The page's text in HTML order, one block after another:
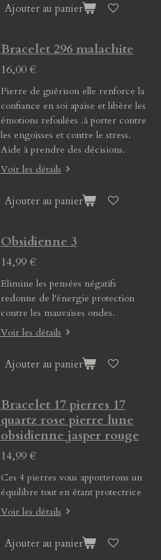
Ajouter au panier
Bracelet 296 malachite
16,00 €
Pierre de guérison elle renforce la
confiance en soi apaise et libère les
émotions refoulées .à porter contre
les engoisses et contre le stress.
Aide à prendre des décisions.
Voir les détails
Ajouter au panier
Obsidienne 3
14,99 €
Elimine les pensées négatifs
redonne de l'énergie protection
contre les mauvaises ondes.
Voir les détails
Ajouter au panier
Bracelet 17 pierres 17
quartz rose pierre lune
obsidienne jasper rouge
14,99 €
Ces 4 pierres vous apporterons un
équilibre tout en étant protectrice
Voir les détails
Ajouter au panier